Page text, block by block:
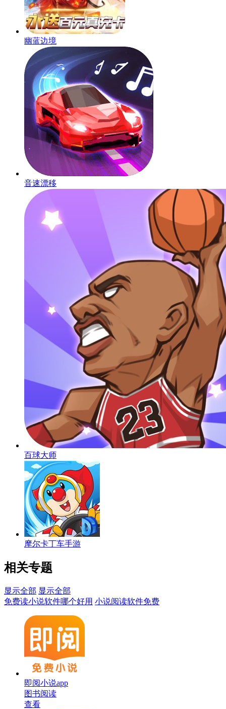
幽蓝边境
音速漂移
百球大师
摩尔卡丁车手游
相关专题
显示全部 显示全部
免费读小说软件哪个好用 小说阅读软件免费
即阅小说app
图书阅读
查看